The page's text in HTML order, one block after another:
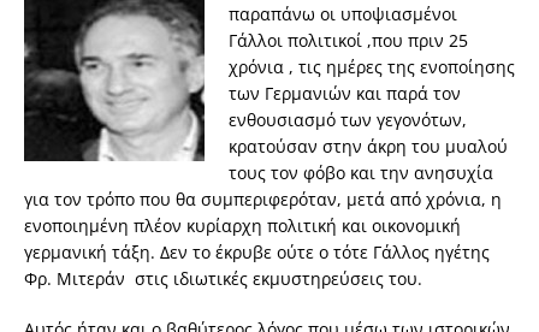
παραπάνω οι υποψιασμένοι
Γάλλοι πολιτικοί ,που πριν 25
χρόνια , τις ημέρες της ενοποίησης
των Γερμανιών και παρά τον
ενθουσιασμό των γεγονότων,
κρατούσαν στην άκρη του μυαλού
τους τον φόβο και την ανησυχία
για τον τρόπο που θα συμπεριφερόταν, μετά από χρόνια, η
ενοποιημένη πλέον κυρίαρχη πολιτική και οικονομική
γερμανική τάξη. Δεν το έκρυβε ούτε ο τότε Γάλλος ηγέτης
Φρ. Μιτεράν στις ιδιωτικές εκμυστηρεύσεις του.